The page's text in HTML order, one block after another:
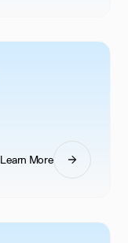
Learn More